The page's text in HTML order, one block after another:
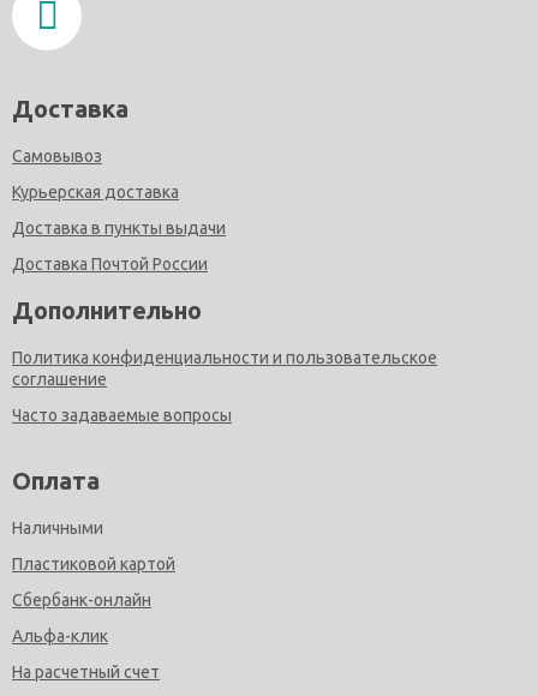
Доставка
Самовывоз
Курьерская доставка
Доставка в пункты выдачи
Доставка Почтой России
Дополнительно
Политика конфиденциальности и пользовательское
соглашение
Часто задаваемые вопросы
Оплата
Наличными
Пластиковой картой
Сбербанк-онлайн
Альфа-клик
На расчетный счет